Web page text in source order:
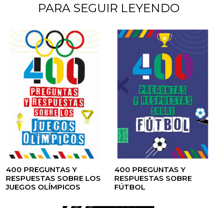
PARA SEGUIR LEYENDO
400 PREGUNTAS Y
RESPUESTAS SOBRE LOS
JUEGOS OLÍMPICOS
400 PREGUNTAS Y
RESPUESTAS SOBRE
FÚTBOL